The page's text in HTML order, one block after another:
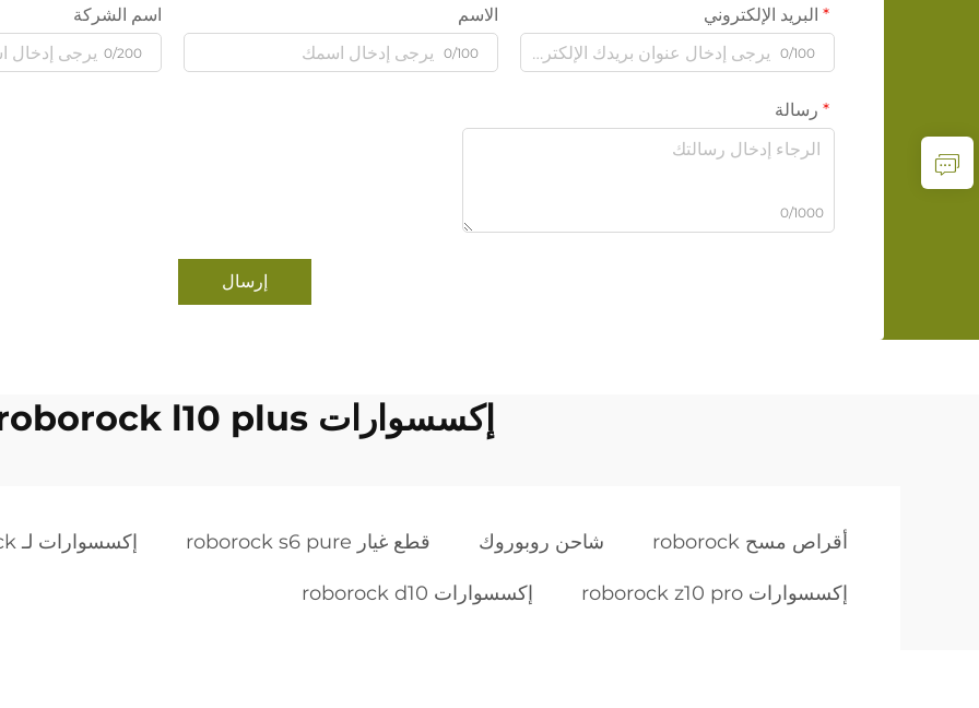
البريد الإلكتروني
0/100
الاسم
0/100
اسم الشركة
0/200
رسالة
0/1000
إرسال
إكسسوارات roborock l10 plus
أقراص مسح roborock شاحن روبوروك قطع غيار roborock s6 pure إكسسوارات لـ roborock
إكسسوارات roborock z10 pro إكسسوارات roborock d10